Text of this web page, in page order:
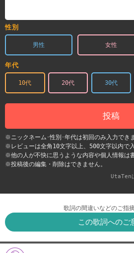
性別
男性 女性
年代
10代 20代 30代
投稿
※ニックネーム･性別･年代は初回のみ入力できま
※レビューは全角10文字以上、500文字以内で
※他の人が不快に思うような内容や個人情報は
※投稿後の編集・削除はできません。
UtaTen
歌詞の間違いなどのご指
この歌詞へのご